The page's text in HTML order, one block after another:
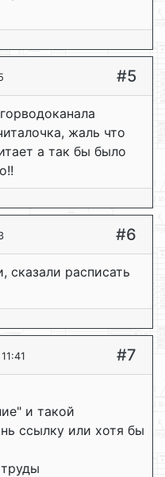
#5
жаль что
а так бы было
#6
сказали расписать
#7
и такой
ссылку или хотя бы